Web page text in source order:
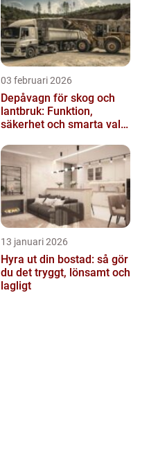
03 februari 2026
Depåvagn för skog och
lantbruk: Funktion,
säkerhet och smarta val
13 januari 2026
Hyra ut din bostad: så gör
du det tryggt, lönsamt och
lagligt